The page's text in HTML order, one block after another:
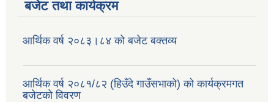
बजेट तथा कार्यक्रम
आर्थिक वर्ष २०८३।८४ को बजेट बक्तव्य
आर्थिक वर्ष २०८१/८२ (हिउँदे गाउँसभाको) को कार्यक्रमगत
बजेटको विवरण